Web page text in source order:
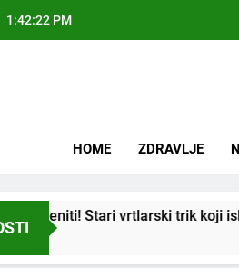
1:42:22 PM
HOME ZDRAVLJE
Stari vrtlarski trik koji iskusni